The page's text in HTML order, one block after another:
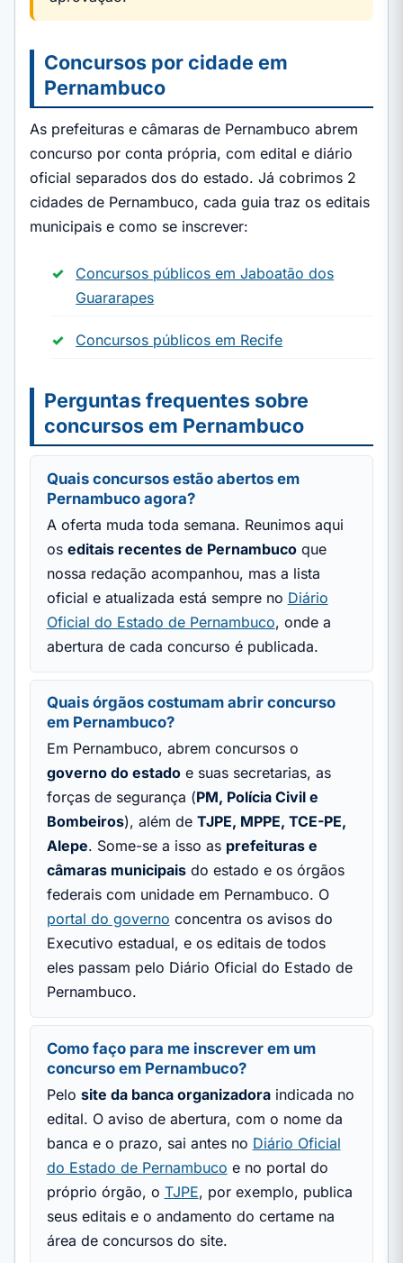
Concursos por cidade em
Pernambuco
As prefeituras e câmaras de Pernambuco abrem
concurso por conta própria, com edital e diário
oficial separados dos do estado. Já cobrimos 2
cidades de Pernambuco, cada guia traz os editais
municipais e como se inscrever:
Concursos públicos em Jaboatão dos
Guararapes
Concursos públicos em Recife
Perguntas frequentes sobre
concursos em Pernambuco
Quais concursos estão abertos em
Pernambuco agora?
A oferta muda toda semana. Reunimos aqui
os editais recentes de Pernambucoque
nossa redação acompanhou, mas a lista
oficial e atualizada está sempre no Diário
Oficial do Estado de Pernambuco, onde a
abertura de cada concurso é publicada.
Quais órgãos costumam abrir concurso
em Pernambuco?
Em Pernambuco, abrem concursos o
governo do estadoe suas secretarias, as
forças de segurança (PM, Polícia Civil e
Bombeiros), além de TJPE, MPPE, TCE-PE,
Alepe. Some-se a isso as prefeituras e
câmaras municipaisdo estado e os órgãos
federais com unidade em Pernambuco. O
portal do governo concentra os avisos do
Executivo estadual, e os editais de todos
eles passam pelo Diário Oficial do Estado de
Pernambuco.
Como faço para me inscrever em um
concurso em Pernambuco?
Pelo site da banca organizadoraindicada no
edital. O aviso de abertura, com o nome da
banca e o prazo, sai antes no Diário Oficial
do Estado de Pernambuco e no portal do
próprio órgão, o TJPE, por exemplo, publica
seus editais e o andamento do certame na
área de concursos do site.